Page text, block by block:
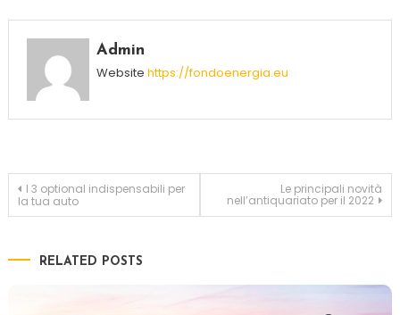
Admin
Website https://fondoenergia.eu
Navigazione articoli
I 3 optional indispensabili per
la tua auto
Le principali novità
nell’antiquariato per il 2022
RELATED POSTS